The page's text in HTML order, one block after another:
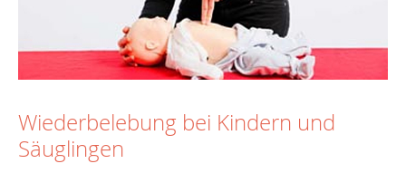
Wiederbelebung bei Kindern und
Säuglingen